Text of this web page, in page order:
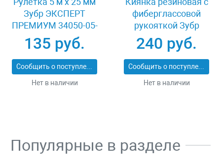
Зубр ЭКСПЕРТ
ПРЕМИУМ 34050-05-
25_z01
135 руб.
Сообщить о поступлении
Нет в наличии
фиберглассовой
рукояткой Зубр
ЭКСПЕРТ 2053-
60_z01
240 руб.
Сообщить о поступлении
Нет в наличии
Популярные в разделе